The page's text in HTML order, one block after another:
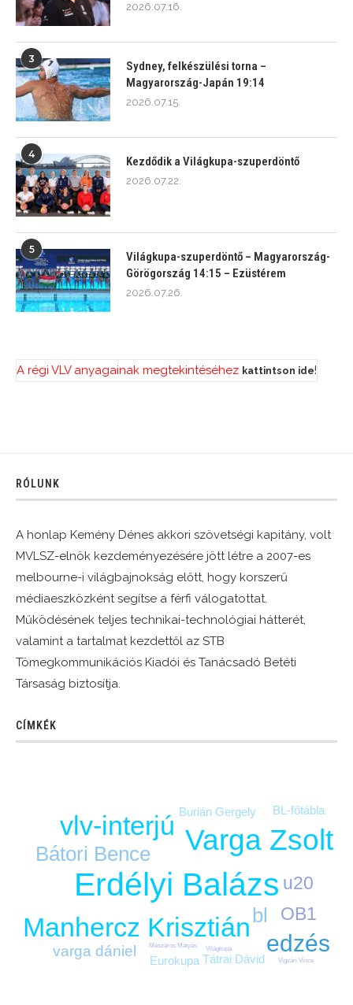
2026.07.16.
3
Sydney, felkészülési torna –
Magyarország-Japán 19:14
2026.07.15.
4
Kezdődik a Világkupa-szuperdöntő
2026.07.22.
5
Világkupa-szuperdöntő – Magyarország-
Görögország 14:15 – Ezüstérem
2026.07.26.
A régi VLV anyagainak megtekintéséhez kattintson ide!
RÓLUNK
A honlap Kemény Dénes akkori szövetségi kapitány, volt
MVLSZ-elnök kezdeményezésére jött létre a 2007-es
melbourne-i világbajnokság előtt, hogy korszerű
médiaeszközként segítse a férfi válogatottat.
Működésének teljes technikai-technológiai hátterét,
valamint a tartalmat kezdettől az STB
Tömegkommunikációs Kiadói és Tanácsadó Betéti
Társaság biztosítja.
CÍMKÉK
Erdélyi Balázs
Varga Zsolt
Manhercz Krisztián
vlv-interjú
edzés
bl
Bátori Bence
OB1
u20
varga dániel
BL-főtábla
Burián Gergely
Eurokupa Tátrai Dávid
Mészáros Mátyás
Vigvári Vince
Világkupa